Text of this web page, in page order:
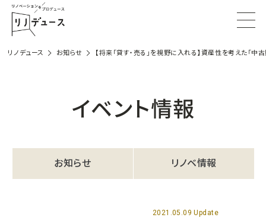
リノデュース お知らせ 【将来「貸す・売る」を視野に入れる】資産性を考えた「
イベント情報
お知らせ リノベ情報
2021.05.09 Update